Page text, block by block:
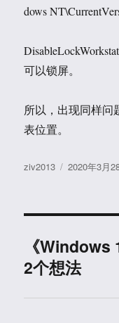
dows
可以锁屏。
所以，出现同样问
表位置。
作
ziv2013
发
2020年3月
《
2个想法